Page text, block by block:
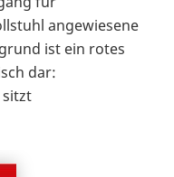
angewiesene
ist ein rotes
dar: